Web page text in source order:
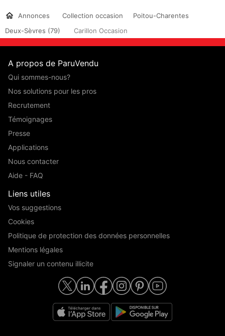
Annonces Collection occasion
Poitou-Charentes
Deux-Sèvres (79)
Carillon Occasion
A propos de ParuVendu
Qui sommes-nous?
Nos solutions pour les pros
Recrutement
Témoignages
Presse
Applications
Nous contacter
Aide - FAQ
Liens utiles
Vos suggestions
Cookies
Politique de protection des données personnelles
Mentions légales
Signaler un contenu illicite